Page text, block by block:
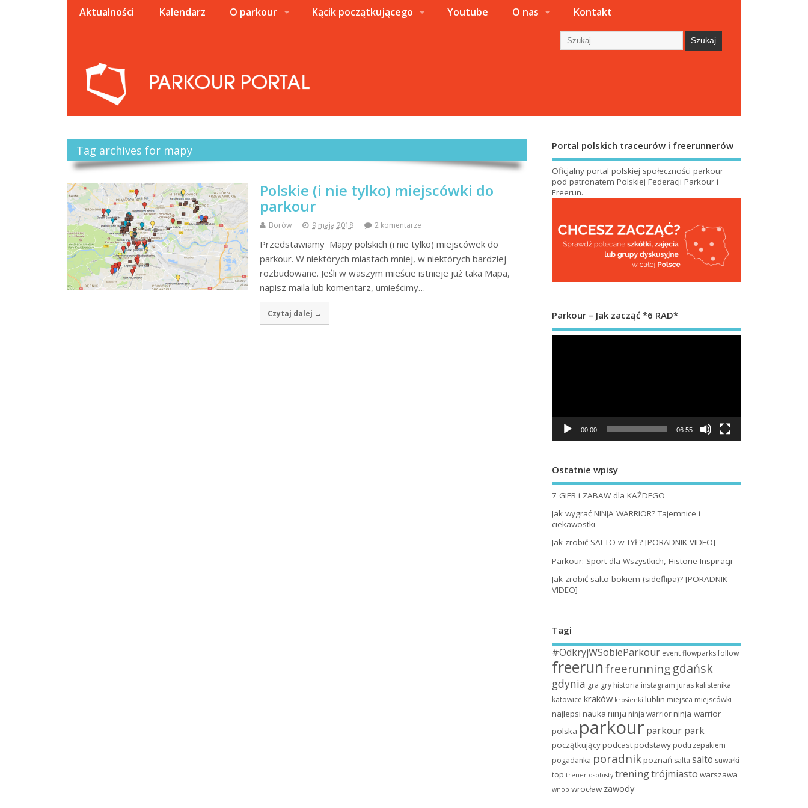
Aktualności Kalendarz O parkour Kącik początkującego Youtube O nas Kontakt
Tag archives for mapy
Polskie (i nie tylko) miejscówki do
parkour
Borów 9 maja 2018 2 komentarze
Przedstawiamy Mapy polskich (i nie tylko) miejscówek do
parkour. W niektórych miastach mniej, w niektórych bardziej
rozbudowane. Jeśli w waszym mieście istnieje już taka Mapa,
napisz maila lub komentarz, umieścimy…
Czytaj dalej →
Portal polskich traceurów i freerunnerów
Oficjalny portal polskiej społeczności parkour
pod patronatemPolskiej Federacji Parkour i
Freerun.
Parkour – Jak zacząć *6 RAD*
video
00:00 06:55
Ostatnie wpisy
7 GIER i ZABAW dla KAŻDEGO
Jak wygrać NINJA WARRIOR? Tajemnice i
ciekawostki
Jak zrobić SALTO w TYŁ? [PORADNIK VIDEO]
Parkour: Sport dla Wszystkich, Historie Inspiracji
Jak zrobić salto bokiem (sideflipa)? [PORADNIK
VIDEO]
Tagi
#OdkryjWSobieParkour event flowparks follow
freerun freerunninggdańsk
gdynia gra gry historia instagram juras kalistenika
katowice kraków krosienki lublin miejsca miejscówki
najlepsi nauka ninja ninja warrior ninja warrior
polska parkour parkour park
początkującypodcastpodstawy podtrzepakiem
pogadanka poradnikpoznań salta salto suwałki
top trener osobisty treningtrójmiasto warszawa
wnop wrocławzawody